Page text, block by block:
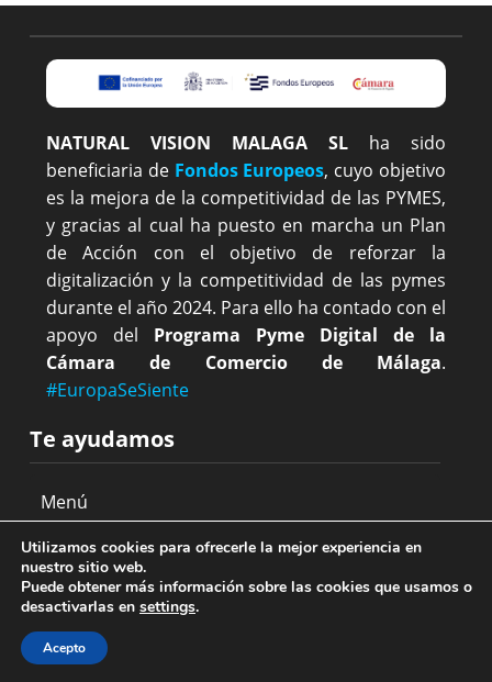
NATURAL VISION MALAGA SL ha sido
beneficiaria de Fondos Europeos, cuyo objetivo
es la mejora de la competitividad de las PYMES,
y gracias al cual ha puesto en marcha un Plan
de Acción con el objetivo de reforzar la
digitalización y la competitividad de las pymes
durante el año 2024. Para ello ha contado con el
apoyo del Programa Pyme Digital de la
Cámara de Comercio de Málaga.
#EuropaSeSiente
Te ayudamos
textos legales
Utilizamos cookies para ofrecerle la mejor experiencia en
nuestro sitio web.
Puede obtener más información sobre las cookies que usamos o
desactivarlas en settings.
Acepto